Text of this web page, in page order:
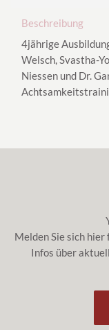
Beschreibung
4jährige
Welsch, Svastha-
Niessen und Dr.
Melden Sie sich
Infos über